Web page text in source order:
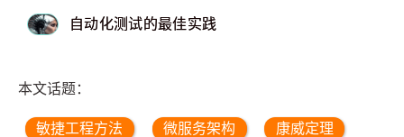
自动化测试的最佳实践
本文话题：
敏捷工程方法 微服务架构 康威定理